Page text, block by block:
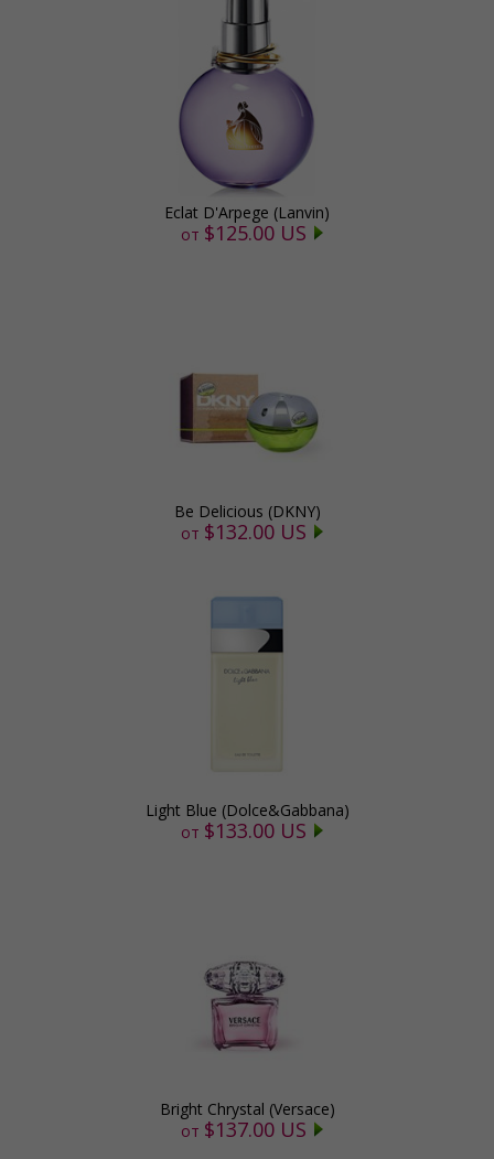
Eclat D'Arpege (Lanvin)
от $125.00 US
Be Delicious (DKNY)
от $132.00 US
Light Blue (Dolce&Gabbana)
от $133.00 US
Bright Chrystal (Versace)
от $137.00 US